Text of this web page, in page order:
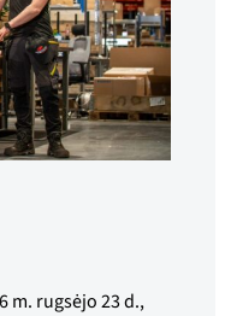
m. rugsėjo 23 d.,